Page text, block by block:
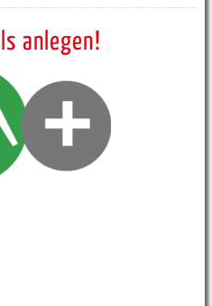
anlegen!